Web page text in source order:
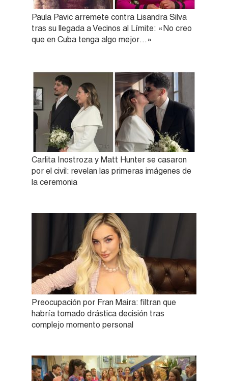
Paula Pavic arremete contra Lisandra Silva
tras su llegada a Vecinos al Límite: «No creo
que en Cuba tenga algo mejor…»
Carlita Inostroza y Matt Hunter se casaron
por el civil: revelan las primeras imágenes de
la ceremonia
Preocupación por Fran Maira: filtran que
habría tomado drástica decisión tras
complejo momento personal